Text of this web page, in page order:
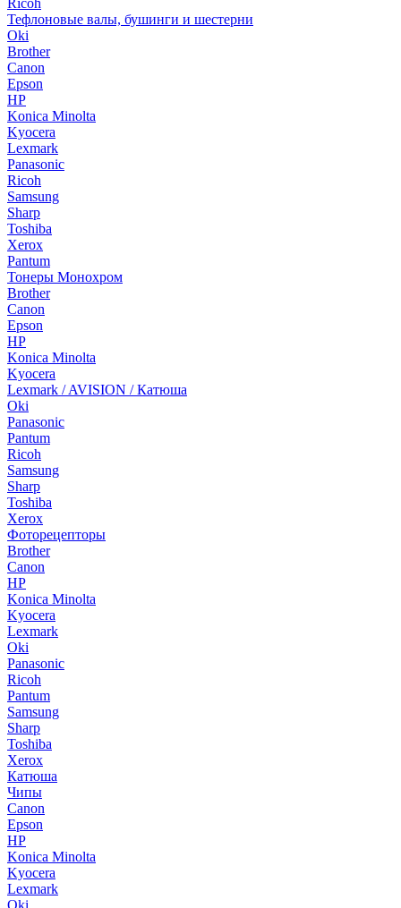
Ricoh
Тефлоновые валы, бушинги и шестерни
Oki
Brother
Canon
Epson
HP
Konica Minolta
Kyocera
Lexmark
Panasonic
Ricoh
Samsung
Sharp
Toshiba
Xerox
Pantum
Тонеры Монохром
Brother
Canon
Epson
HP
Konica Minolta
Kyocera
Lexmark / AVISION / Катюша
Oki
Panasonic
Pantum
Ricoh
Samsung
Sharp
Toshiba
Xerox
Фоторецепторы
Brother
Canon
HP
Konica Minolta
Kyocera
Lexmark
Oki
Panasonic
Ricoh
Pantum
Samsung
Sharp
Toshiba
Xerox
Катюша
Чипы
Canon
Epson
HP
Konica Minolta
Kyocera
Lexmark
Oki